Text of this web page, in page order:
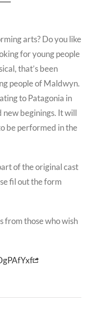
arts? Do you like
for young people
that’s been
people of Maldwyn.
to Patagonia in
new beginings. It will
be performed in the
of the original cast
fil out the form
from those who wish